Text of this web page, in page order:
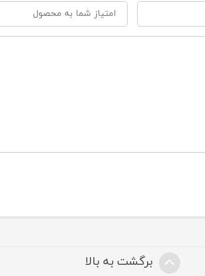
پولیشی و زیبا با طرح فیل است.
برگشت به بالا